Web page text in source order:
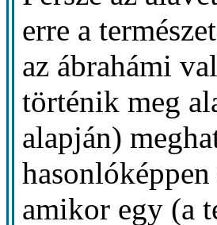
erre a
az ábrahámi
történik meg
alapján)
amikor egy (a